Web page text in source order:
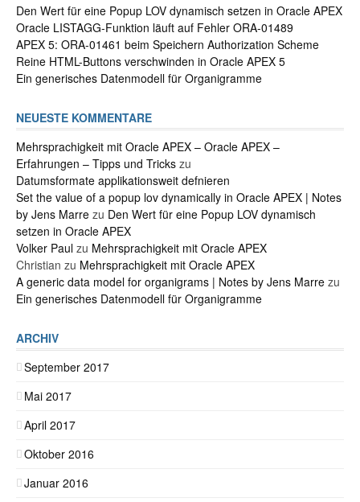
Den Wert für eine Popup LOV dynamisch setzen in Oracle APEX
Oracle LISTAGG-Funktion läuft auf Fehler ORA-01489
APEX 5: ORA-01461 beim Speichern Authorization Scheme
Reine HTML-Buttons verschwinden in Oracle APEX 5
Ein generisches Datenmodell für Organigramme
NEUESTE KOMMENTARE
Mehrsprachigkeit mit Oracle APEX – Oracle APEX –
Erfahrungen – Tipps und Tricks zu
Datumsformate applikationsweit defnieren
Set the value of a popup lov dynamically in Oracle APEX | Notes
by Jens Marre zu Den Wert für eine Popup LOV dynamisch
setzen in Oracle APEX
Volker Paul zu Mehrsprachigkeit mit Oracle APEX
Christian zu Mehrsprachigkeit mit Oracle APEX
A generic data model for organigrams | Notes by Jens Marre zu
Ein generisches Datenmodell für Organigramme
ARCHIV
September 2017
Mai 2017
April 2017
Oktober 2016
Januar 2016